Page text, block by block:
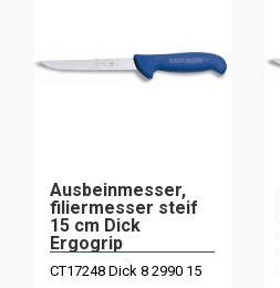
Ausbeinmesser,
filiermesser steif
15 cm Dick
Ergogrip
CT17248 Dick 8 2990 15